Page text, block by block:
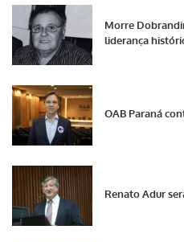
Morre
liderança
OAB Paraná
Renato Adur